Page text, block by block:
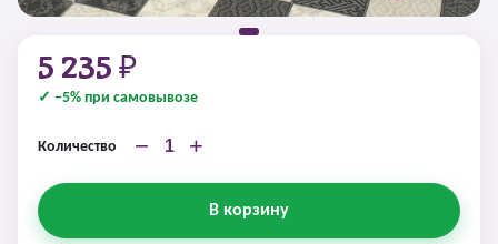
5 235 ₽
✓ −5% при самовывозе
Количество − +
В корзину